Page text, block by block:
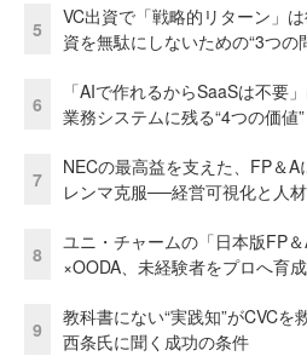
5
VC出資で「戦略的リターン」
資を無駄にしないための“3つの
6
「AIで作れるからSaaSは不要
業務システムに残る“4つの価値
7
NECの最高益を支えた、FP＆
レンマ克服──経営可視化と人
8
ユニ・チャームの「日本版FP
×OODA、未経験者をプロへ育
9
教科書にない“実践知”がCVC
西条氏に聞く成功の条件